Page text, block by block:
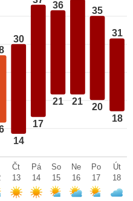
30
14
17
36
21 21
35
20
31
18
Čt
13
Pá
14
So
15
Ne
16
Po
17
Út
18